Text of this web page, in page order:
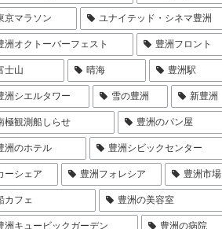
京マラソン ユナイテッド・シネマ豊洲
洲オクトーバーフェスト 豊洲フロント
士山 晴海 豊洲駅
洲シエルタワー 雪の豊洲 新豊洲
極観測船しらせ 豊洲のパン屋
洲のホテル 豊洲シビックセンター
ーシェア 豊洲フォレシア 豊洲市場
カフェ 豊洲の美容室
洲キュービックガーデン 豊洲の病院